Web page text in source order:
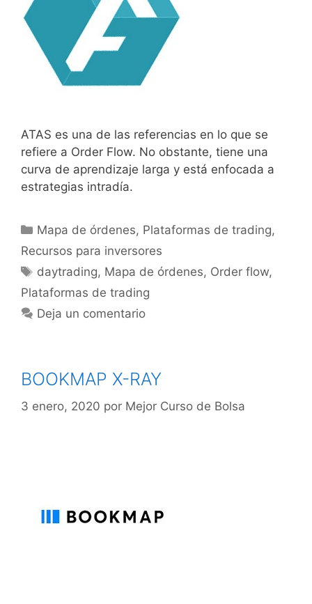
ATAS es una de las referencias en lo que se
refiere a Order Flow. No obstante, tiene una
curva de aprendizaje larga y está enfocada a
estrategias intradía.
Categorías
Mapa de órdenes, Plataformas de trading,
Recursos para inversores
Etiquetas
daytrading, Mapa de órdenes, Order flow,
Plataformas de trading
Deja un comentario
BOOKMAP X-RAY
3 enero, 2020 por Mejor Curso de Bolsa